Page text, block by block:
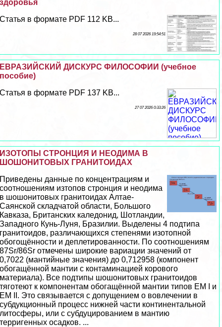
здоровья
Статья в формате PDF 112 KB...
28 07 2026 19:54:51
ЕВРАЗИЙСКИЙ ДИСКУРС ФИЛОСОФИИ (учебное
пособие)
Статья в формате PDF 137 KB...
27 07 2026 0:33:26
ИЗОТОПЫ СТРОНЦИЯ И НЕОДИМА В
ШОШОНИТОВЫХ ГРАНИТОИДАХ
Приведены данные по концентрациям и
соотношениям изтопов стронция и неодима
в шошонитовых гранитоидах Алтае-
Саянской складчатой области, Большого
Кавказа, Британских каледонид, Шотландии,
Западного Кунь-Луня, Бразилии. Выделены 4 подтипа
гранитоидов, различающихся степенями изотопной
обогощённости и деплетированности. По соотношениям
87Sr/86Sr отмечены широкие вариации значений от
0,7022 (мантийные значения) до 0,712958 (компонент
обогащённой мантии c контаминацией корового
материала). Все подтипы шошонитовых гранитоидов
тяготеют к компонентам обогащённой мантии типов EM I и
EM II. Это связывается с допущением о вовлечении в
субдукционный процесс нижней части континентальной
литосферы, или с субдуцированием в мантию
терригенных осадков. ...